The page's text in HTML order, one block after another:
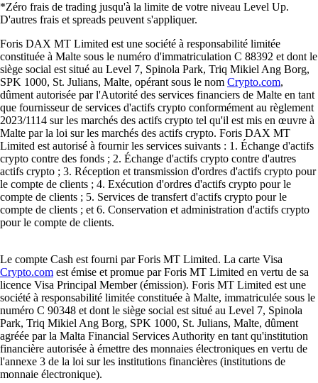
*Zéro frais de trading jusqu'à la limite de votre niveau Level Up.
D'autres frais et spreads peuvent s'appliquer.
Foris DAX MT Limited est une société à responsabilité limitée
constituée à Malte sous le numéro d'immatriculation C 88392 et dont le
siège social est situé au Level 7, Spinola Park, Triq Mikiel Ang Borg,
SPK 1000, St. Julians, Malte, opérant sous le nom Crypto.com,
dûment autorisée par l'Autorité des services financiers de Malte en tant
que fournisseur de services d'actifs crypto conformément au règlement
2023/1114 sur les marchés des actifs crypto tel qu'il est mis en œuvre à
Malte par la loi sur les marchés des actifs crypto. Foris DAX MT
Limited est autorisé à fournir les services suivants : 1. Échange d'actifs
crypto contre des fonds ; 2. Échange d'actifs crypto contre d'autres
actifs crypto ; 3. Réception et transmission d'ordres d'actifs crypto pour
le compte de clients ; 4. Exécution d'ordres d'actifs crypto pour le
compte de clients ; 5. Services de transfert d'actifs crypto pour le
compte de clients ; et 6. Conservation et administration d'actifs crypto
pour le compte de clients.
Le compte Cash est fourni par Foris MT Limited. La carte Visa
Crypto.com est émise et promue par Foris MT Limited en vertu de sa
licence Visa Principal Member (émission). Foris MT Limited est une
société à responsabilité limitée constituée à Malte, immatriculée sous le
numéro C 90348 et dont le siège social est situé au Level 7, Spinola
Park, Triq Mikiel Ang Borg, SPK 1000, St. Julians, Malte, dûment
agréée par la Malta Financial Services Authority en tant qu'institution
financière autorisée à émettre des monnaies électroniques en vertu de
l'annexe 3 de la loi sur les institutions financières (institutions de
monnaie électronique).